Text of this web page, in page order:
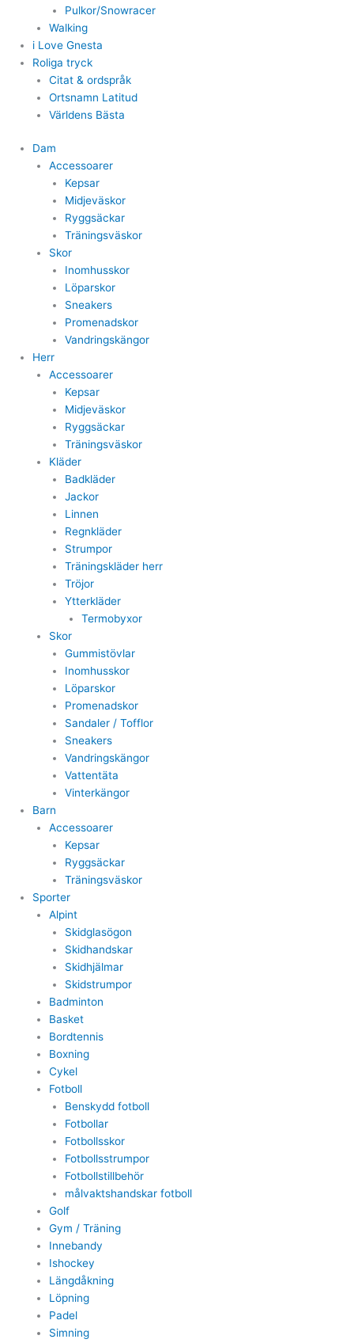
Pulkor/Snowracer
Walking
i Love Gnesta
Roliga tryck
Citat & ordspråk
Ortsnamn Latitud
Världens Bästa
Dam
Accessoarer
Kepsar
Midjeväskor
Ryggsäckar
Träningsväskor
Skor
Inomhusskor
Löparskor
Sneakers
Promenadskor
Vandringskängor
Herr
Accessoarer
Kepsar
Midjeväskor
Ryggsäckar
Träningsväskor
Kläder
Badkläder
Jackor
Linnen
Regnkläder
Strumpor
Träningskläder herr
Tröjor
Ytterkläder
Termobyxor
Skor
Gummistövlar
Inomhusskor
Löparskor
Promenadskor
Sandaler / Tofflor
Sneakers
Vandringskängor
Vattentäta
Vinterkängor
Barn
Accessoarer
Kepsar
Ryggsäckar
Träningsväskor
Sporter
Alpint
Skidglasögon
Skidhandskar
Skidhjälmar
Skidstrumpor
Badminton
Basket
Bordtennis
Boxning
Cykel
Fotboll
Benskydd fotboll
Fotbollar
Fotbollsskor
Fotbollsstrumpor
Fotbollstillbehör
målvaktshandskar fotboll
Golf
Gym / Träning
Innebandy
Ishockey
Längdåkning
Löpning
Padel
Simning